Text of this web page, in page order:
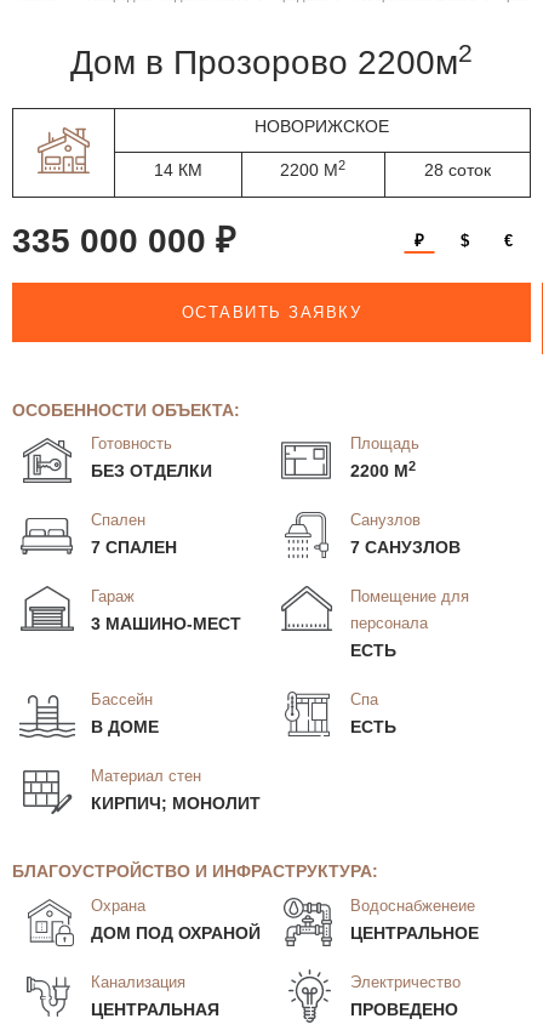
дом в Прозорово 2200м2
НОВОРИЖСКОЕ
14 КМ 2200 М2 28 соток
335 000 000 ₽ ₽ $ €
ОСТАВИТЬ ЗАЯВКУ
ОСОБЕННОСТИ ОБЪЕКТА:
Готовность
БЕЗ ОТДЕЛКИ
Площадь
2200 М2
Спален
7 СПАЛЕН
Санузлов
7 САНУЗЛОВ
Гараж
3 МАШИНО-МЕСТ
Помещение для
персонала
ЕСТЬ
Бассейн
В ДОМЕ
Спа
ЕСТЬ
Материал стен
КИРПИЧ; МОНОЛИТ
БЛАГОУСТРОЙСТВО И ИНФРАСТРУКТУРА:
Охрана
ДОМ ПОД ОХРАНОЙ
Водоснабженеие
ЦЕНТРАЛЬНОЕ
Канализация
ЦЕНТРАЛЬНАЯ
Электричество
ПРОВЕДЕНО